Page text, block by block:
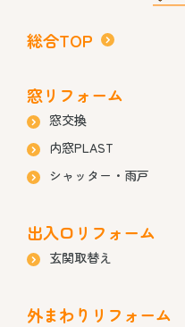
総合TOP
窓リフォーム
窓交換
内窓PLAST
シャッター・雨戸
出入口リフォーム
玄関取替え
外まわりリフォーム